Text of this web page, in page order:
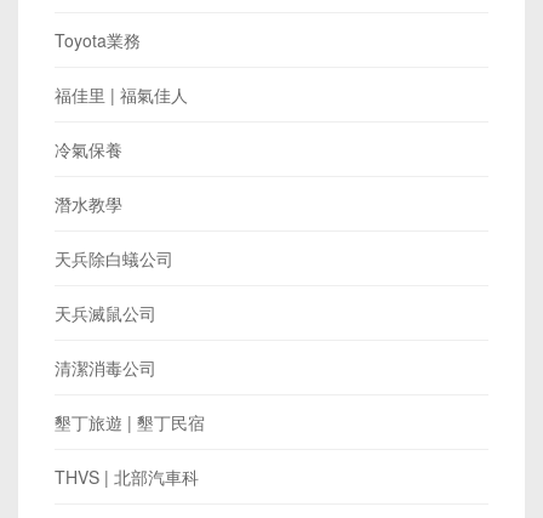
Toyota業務
福佳里 | 福氣佳人
冷氣保養
潛水教學
天兵除白蟻公司
天兵滅鼠公司
清潔消毒公司
墾丁旅遊 | 墾丁民宿
THVS | 北部汽車科